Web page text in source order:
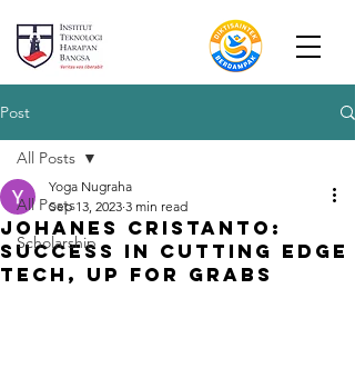
Post
All Posts
Scholarship
All Posts
Johanes Cristanto:
Success in Cutting Edge
Tech, Up For Grabs
Yoga Nugraha
Sep 13, 2023 3 min read